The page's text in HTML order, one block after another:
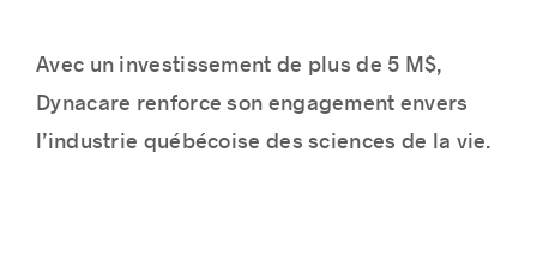
Avec un investissement de plus de 5 M$,
Dynacare renforce son engagement envers
l’industrie québécoise des sciences de la vie.